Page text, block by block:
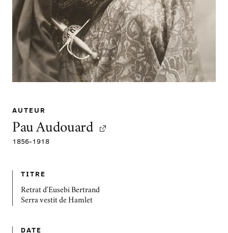
AUTEUR
Pau Audouard
1856-1918
TITRE
Retrat d'Eusebi Bertrand
Serra vestit de Hamlet
DATE